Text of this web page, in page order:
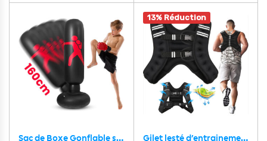
Sac de Boxe Gonflable sur Pied 160cm pour Enfants et Adultes – كيس ملاكمة قابل للنفخ
13% Réduction
Gilet lesté d’entrainement 5KG réglable avec bretelles élargies – صدرية تدريبات للمحترفين